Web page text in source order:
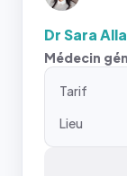
Dr Sara
Médecin
Tarif
Lieu